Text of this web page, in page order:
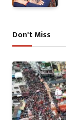
Don't Miss